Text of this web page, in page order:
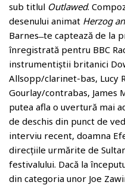
sub titlul Outlawed.
desenului animat Herzog
Barnes ̶ te captează de la
înregistrată pentru BBC
instrumentiștii britanici
Allsopp/clarinet-bas, Lucy
Gourlay/contrabas, James
putea afla o uvertură mai
de deschis din punct de
interviu recent, doamna
direcțiile urmărite de
festivalului. Dacă la
din categoria unor Joe